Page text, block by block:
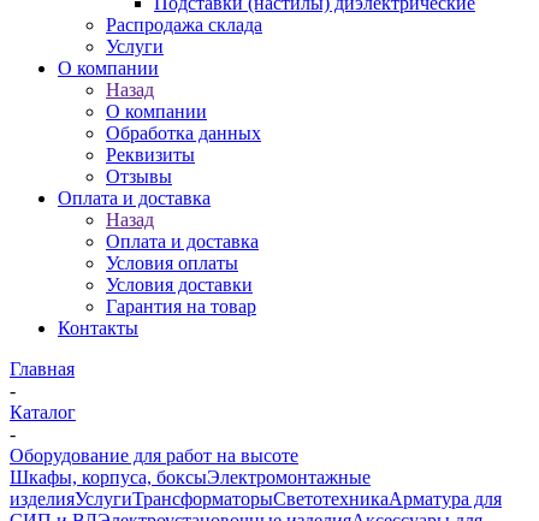
Распродажа склада
Услуги
О компании
Назад
О компании
Обработка данных
Реквизиты
Отзывы
Оплата и доставка
Назад
Оплата и доставка
Условия оплаты
Условия доставки
Гарантия на товар
Контакты
Главная
-
Каталог
-
Оборудование для работ на высоте
Шкафы, корпуса, боксыЭлектромонтажные
изделияУслугиТрансформаторыСветотехникаАрматура для